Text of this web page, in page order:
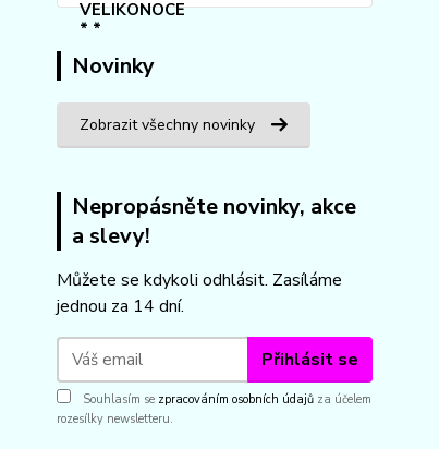
Novinky
Zobrazit všechny novinky
Nepropásněte novinky, akce
a slevy!
Můžete se kdykoli odhlásit. Zasíláme
jednou za 14 dní.
Přihlásit se
Souhlasím se zpracováním osobních údajů za účelem
rozesílky newsletteru.